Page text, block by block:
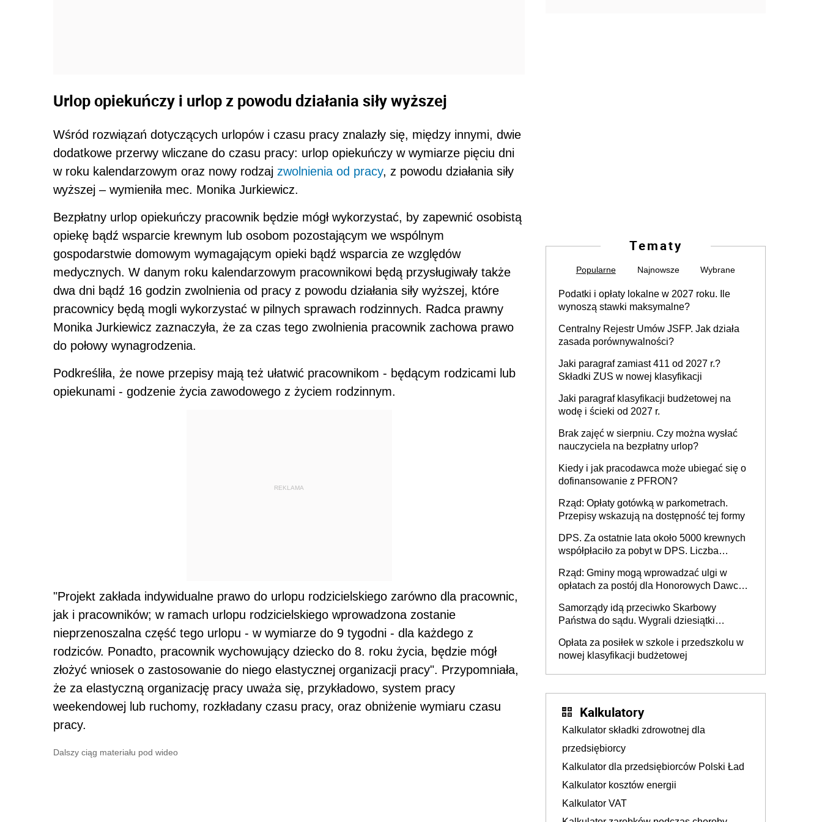
Urlop opiekuńczy i urlop z powodu działania siły wyższej
Wśród rozwiązań dotyczących urlopów i czasu pracy znalazły się, między innymi, dwie
dodatkowe przerwy wliczane do czasu pracy: urlop opiekuńczy w wymiarze pięciu dni
w roku kalendarzowym oraz nowy rodzaj zwolnienia od pracy, z powodu działania siły
wyższej – wymieniła mec. Monika Jurkiewicz.
Bezpłatny urlop opiekuńczy pracownik będzie mógł wykorzystać, by zapewnić osobistą
opiekę bądź wsparcie krewnym lub osobom pozostającym we wspólnym
gospodarstwie domowym wymagającym opieki bądź wsparcia ze względów
medycznych. W danym roku kalendarzowym pracownikowi będą przysługiwały także
dwa dni bądź 16 godzin zwolnienia od pracy z powodu działania siły wyższej, które
pracownicy będą mogli wykorzystać w pilnych sprawach rodzinnych. Radca prawny
Monika Jurkiewicz zaznaczyła, że za czas tego zwolnienia pracownik zachowa prawo
do połowy wynagrodzenia.
Podkreśliła, że nowe przepisy mają też ułatwić pracownikom - będącym rodzicami lub
opiekunami - godzenie życia zawodowego z życiem rodzinnym.
REKLAMA
"Projekt zakłada indywidualne prawo do urlopu rodzicielskiego zarówno dla pracownic,
jak i pracowników; w ramach urlopu rodzicielskiego wprowadzona zostanie
nieprzenoszalna część tego urlopu - w wymiarze do 9 tygodni - dla każdego z
rodziców. Ponadto, pracownik wychowujący dziecko do 8. roku życia, będzie mógł
złożyć wniosek o zastosowanie do niego elastycznej organizacji pracy". Przypomniała,
że za elastyczną organizację pracy uważa się, przykładowo, system pracy
weekendowej lub ruchomy, rozkładany czasu pracy, oraz obniżenie wymiaru czasu
pracy.
Dalszy ciąg materiału pod wideo
Tematy
Popularne Najnowsze Wybrane
Podatki i opłaty lokalne w 2027 roku. Ile
wynoszą stawki maksymalne?
Centralny Rejestr Umów JSFP. Jak działa
zasada porównywalności?
Jaki paragraf zamiast 411 od 2027 r.?
Składki ZUS w nowej klasyfikacji
Jaki paragraf klasyfikacji budżetowej na
wodę i ścieki od 2027 r.
Brak zajęć w sierpniu. Czy można wysłać
nauczyciela na bezpłatny urlop?
Kiedy i jak pracodawca może ubiegać się o
dofinansowanie z PFRON?
Rząd: Opłaty gotówką w parkometrach.
Przepisy wskazują na dostępność tej formy
DPS. Za ostatnie lata około 5000 krewnych
współpłaciło za pobyt w DPS. Liczba
Rząd: Gminy mogą wprowadzać ulgi w
opłatach za postój dla Honorowych Dawców
Samorządy idą przeciwko Skarbowy
Państwa do sądu. Wygrali dziesiątki
Opłata za posiłek w szkole i przedszkolu w
nowej klasyfikacji budżetowej
Kalkulatory
Kalkulator składki zdrowotnej dla
przedsiębiorcy
Kalkulator dla przedsiębiorców Polski Ład
Kalkulator kosztów energii
Kalkulator VAT